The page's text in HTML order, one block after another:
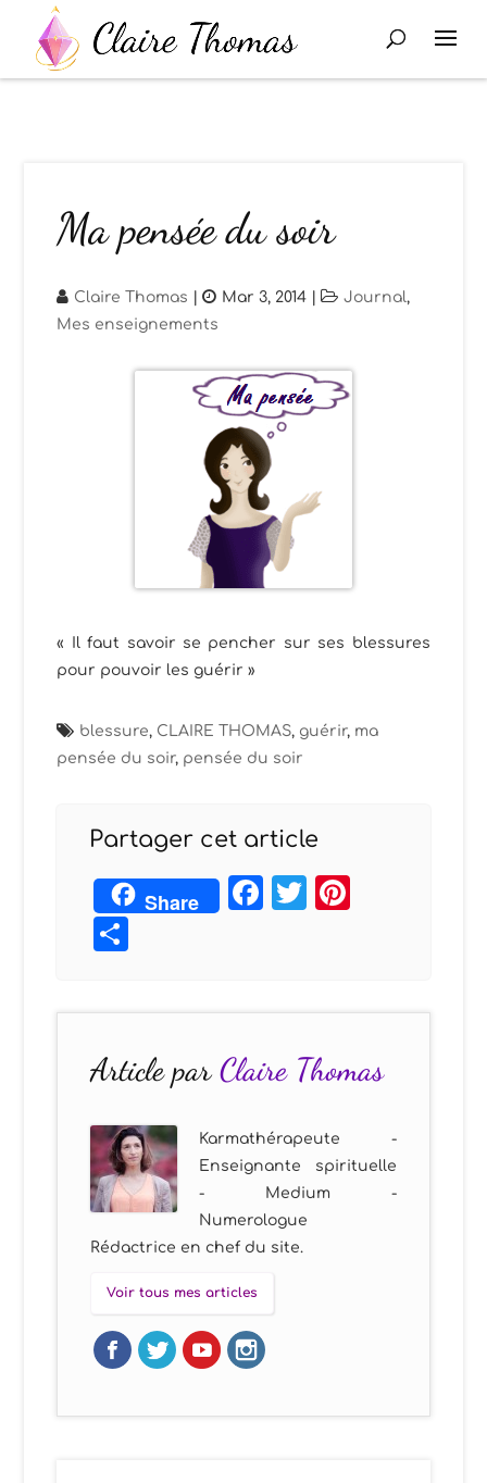
Ma pensée du soir
Claire Thomas | Mar 3, 2014 | Journal,
Mes enseignements
« Il faut savoir se pencher sur ses blessures
pour pouvoir les guérir »
blessure, CLAIRE THOMAS, guérir, ma
pensée du soir, pensée du soir
Partager cet article
Share Facebook
Twitter
Article parClaire Thomas
Karmathérapeute -
Enseignante spirituelle
- Medium -
Numerologue
Rédactrice en chef du site.
Voir tous mes articles